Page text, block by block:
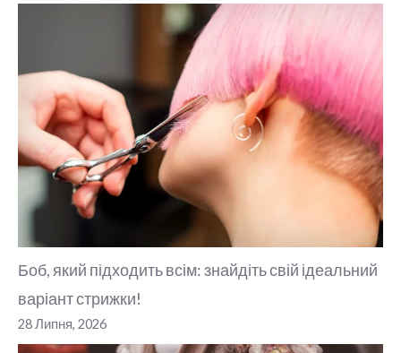
Боб, який підходить всім: знайдіть свій ідеальний
варіант стрижки!
28 Липня, 2026